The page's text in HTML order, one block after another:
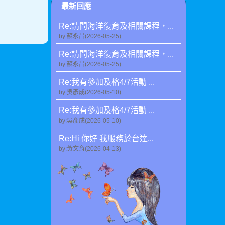
最新回應
Re:請問海洋復育及相關課程，...
by:蘇永昌(2026-05-25)
Re:請問海洋復育及相關課程，...
by:蘇永昌(2026-05-25)
Re:我有參加及格4/7活動 ...
by:吳彥成(2026-05-10)
Re:我有參加及格4/7活動 ...
by:吳彥成(2026-05-10)
Re:Hi 你好 我服務於台達...
by:黃文育(2026-04-13)